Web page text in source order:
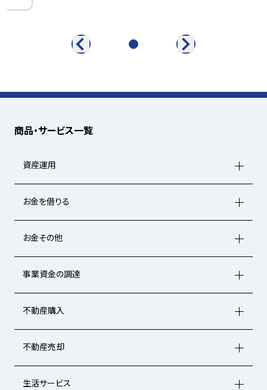
商品・サービス一覧
資産運用
お金を借りる
お金その他
事業資金の調達
不動産購入
不動産売却
生活サービス